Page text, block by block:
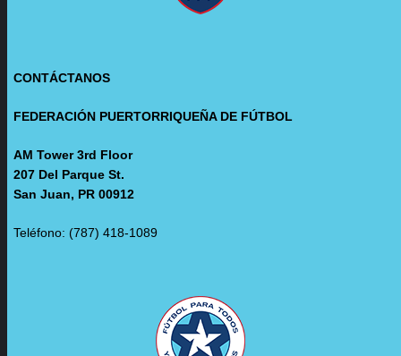
CONTÁCTANOS
FEDERACIÓN PUERTORRIQUEÑA DE FÚTBOL
AM Tower 3rd Floor
207 Del Parque St.
San Juan, PR 00912
Teléfono: (787) 418-1089